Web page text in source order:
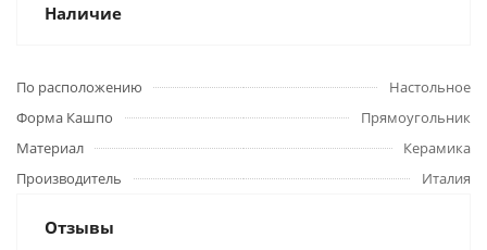
Наличие
По расположению
Настольное
Форма Кашпо
Прямоугольник
Материал
Керамика
Производитель
Италия
Отзывы